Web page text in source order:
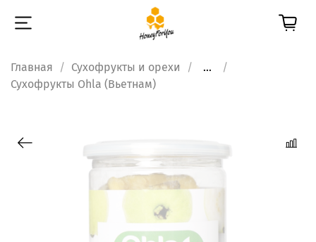
Главная Сухофрукты и орехи
...
Сухофрукты Ohla (Вьетнам)